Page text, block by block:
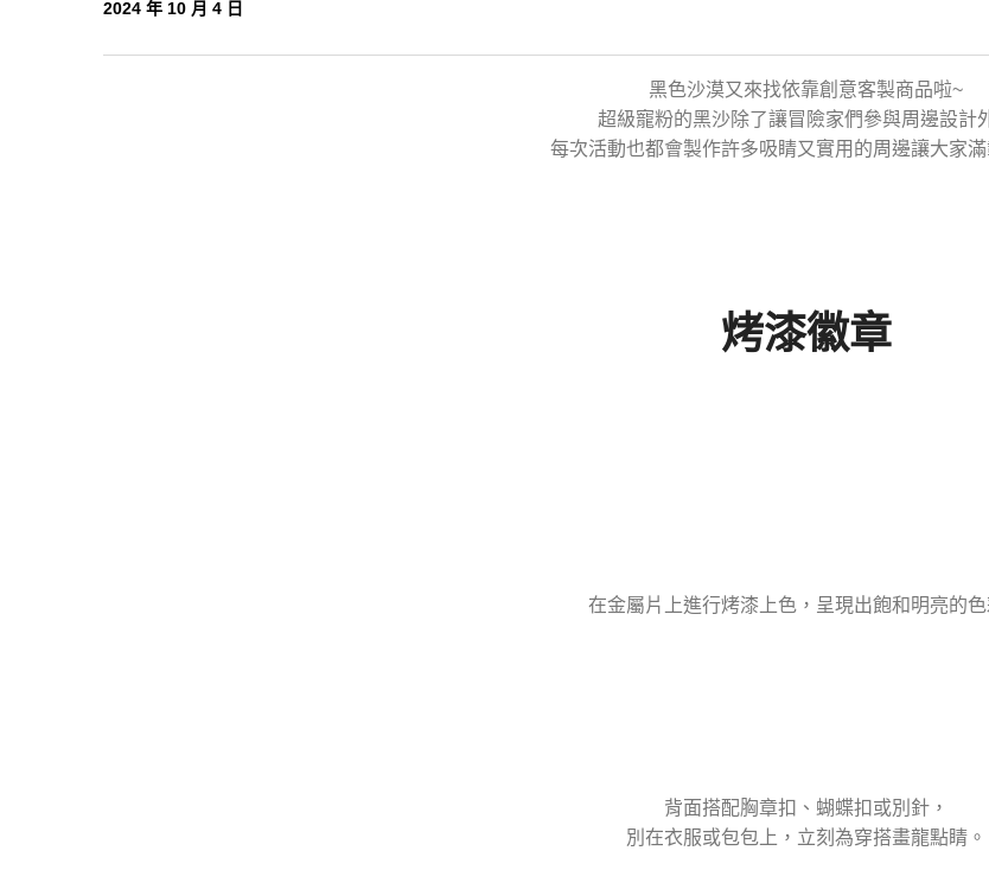
2024 年 10 月 4 日
黑色沙漠又來找依靠創意客製商品啦~
超級寵粉的黑沙除了讓冒險家們參與周邊設計
每次活動也都會製作許多吸睛又實用的周邊讓大家滿
烤漆徽章
在金屬片上進行烤漆上色，呈現出飽和明亮的色
背面搭配胸章扣、蝴蝶扣或別針，
別在衣服或包包上，立刻為穿搭畫龍點睛。